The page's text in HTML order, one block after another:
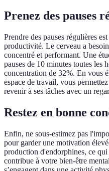
Prenez des pauses
Prendre des pauses régulières
productivité. Le cerveau a
concentré et performant. Une
pauses de 10 minutes toutes les
concentration de 32%. En vous
espace de travail, vous
revenir à ses tâches avec un
Restez en bonne
Enfin, ne sous-estimez pas
pour garder une motivation
production d'endorphines, ce
contribue à votre bien-être